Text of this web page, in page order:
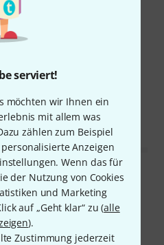
serviert!
möchten wir Ihnen ein
mit allem was
zählen zum Beispiel
Anzeigen
Wenn das für
der Nutzung von Cookies
und Marketing
auf „Geht klar“ zu (alle
).
Zustimmung jederzeit
brauchen wir auch gut
für die Kommentierung
MKII funktioniert
mit gutem Preis-